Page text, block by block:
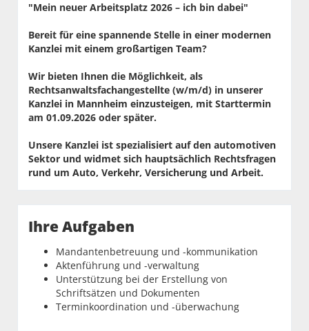
"Mein neuer Arbeitsplatz 2026 – ich bin dabei"
Bereit für eine spannende Stelle in einer modernen
Kanzlei mit einem großartigen Team?
Wir bieten Ihnen die Möglichkeit, als
Rechtsanwaltsfachangestellte (w/m/d) in unserer
Kanzlei in Mannheim einzusteigen, mit Starttermin
am 01.09.2026 oder später.
Unsere Kanzlei ist spezialisiert auf den automotiven
Sektor und widmet sich hauptsächlich Rechtsfragen
rund um Auto, Verkehr, Versicherung und Arbeit.
Ihre Aufgaben
Mandantenbetreuung und -kommunikation
Aktenführung und -verwaltung
Unterstützung bei der Erstellung von
Schriftsätzen und Dokumenten
Terminkoordination und -überwachung